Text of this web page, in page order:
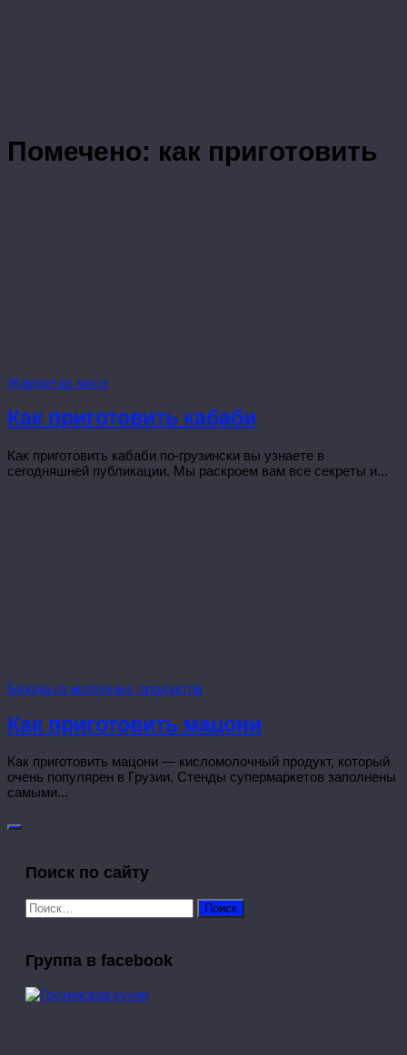
Помечено: как приготовить
Жаркое из мяса
Как приготовить кабаби
Как приготовить кабаби по-грузински вы узнаете в
сегодняшней публикации. Мы раскроем вам все секреты и...
Блюда из молочных продуктов
Как приготовить мацони
Как приготовить мацони — кисломолочный продукт, который
очень популярен в Грузии. Стенды супермаркетов заполнены
самыми...
Поиск по сайту
Найти:
Группа в facebook